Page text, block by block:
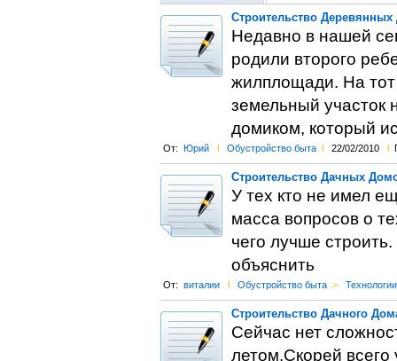
Строительство
Недавно в нашей
родили второго
жилплощади. На
земельный участок
домиком, который
От: Юрий l Обустройство быта l 22/02/2010 l
Строительство Дачных
У тех кто не имел
масса вопросов о
чего лучше
объяснить
От: виталии l Обустройство быта >
Строительство Дачного
Сейчас нет
летом.Скорей всего